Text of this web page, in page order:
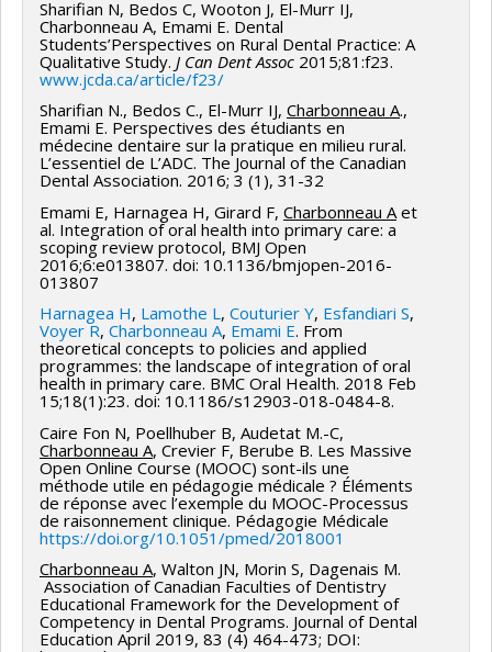
Supervision de la création des rapports pour les
chefs de service clinique, pour la direction des
cliniques et pour les étudiants
Collaboration à la création de l’interface Web
pour la consultation en ligne des rapports
Validation des rapports
Évaluation des processus
Gestion des plaintes
2003-04 - Direction et implantation de la saisie en
ligne avec l’interface « EVALUATION » à la Faculté de
médecine dentaire (Évaluation 2.0) :
l’agrément dentaire du Canada.
06-2015 Membre du Comité de formation
professionnelle de l’Ordre des dentistes du Québec.
01-2016 Représentante de la Commission de
l’agrément dentaire du Canada au Bureau national
d’examen dentaire du Canada.
12-2018 Membre de l’Academic Affairs
Comitee. Association des facultés dentaires
canadiennes.
05-2020 Fellow de l’Académie dentaire du
Québec
Présentation à la demande d’autres unités ou
intitutions:
2006 Présentation du projet Campus virtuel
en santé à l’Ordre des dentistes du Québec et à la
direction de la Faculté de médecine dentaire.
Sharifian N, Bedos C, Wooton J, El-Murr IJ,
Charbonneau A, Emami E. Dental
Students’Perspectives on Rural Dental Practice: A
Qualitative Study. J Can Dent Assoc 2015;81:f23.
www.jcda.ca/article/f23/
Sharifian N., Bedos C., El-Murr IJ, Charbonneau A.,
Emami E. Perspectives des étudiants en
médecine dentaire sur la pratique en milieu rural.
L’essentiel de L’ADC. The Journal of the Canadian
Dental Association. 2016; 3 (1), 31-32
Emami E, Harnagea H, Girard F, Charbonneau A et
al. Integration of oral health into primary care: a
scoping review protocol, BMJ Open
2016;6:e013807. doi: 10.1136/bmjopen-2016-
013807
Harnagea H, Lamothe L, Couturier Y, Esfandiari S,
Voyer R, Charbonneau A, Emami E. From
theoretical concepts to policies and applied
programmes: the landscape of integration of oral
health in primary care. BMC Oral Health. 2018 Feb
15;18(1):23. doi: 10.1186/s12903-018-0484-8.
Caire Fon N, Poellhuber B, Audetat M.-C,
Charbonneau A, Crevier F, Berube B. Les Massive
Open Online Course (MOOC) sont-ils une
méthode utile en pédagogie médicale ? Éléments
de réponse avec l’exemple du MOOC-Processus
de raisonnement clinique. Pédagogie Médicale
https://doi.org/10.1051/pmed/2018001
Charbonneau A, Walton JN, Morin S, Dagenais M.
Association of Canadian Faculties of Dentistry
Educational Framework for the Development of
Competency in Dental Programs. Journal of Dental
Education April 2019, 83 (4) 464-473; DOI: